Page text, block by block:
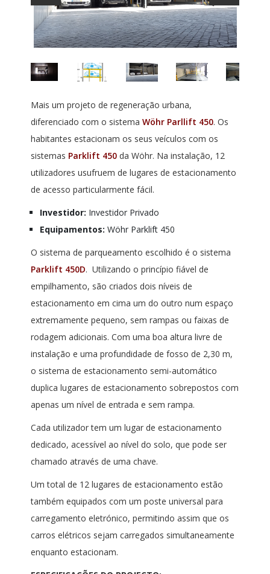
Mais um projeto de regeneração urbana,
diferenciado com o sistema Wöhr Parllift 450. Os
habitantes estacionam os seus veículos com os
sistemas Parklift 450da Wöhr. Na instalação, 12
utilizadores usufruem de lugares de estacionamento
de acesso particularmente fácil.
Investidor: Investidor Privado
Equipamentos: Wöhr Parklift 450
O sistema de parqueamento escolhido é o sistema
Parklift 450D. Utilizando o princípio fiável de
empilhamento, são criados dois níveis de
estacionamento em cima um do outro num espaço
extremamente pequeno, sem rampas ou faixas de
rodagem adicionais. Com uma boa altura livre de
instalação e uma profundidade de fosso de 2,30 m,
o sistema de estacionamento semi-automático
duplica lugares de estacionamento sobrepostos com
apenas um nível de entrada e sem rampa.
Cada utilizador tem um lugar de estacionamento
dedicado, acessível ao nível do solo, que pode ser
chamado através de uma chave.
Um total de 12 lugares de estacionamento estão
também equipados com um poste universal para
carregamento eletrónico, permitindo assim que os
carros elétricos sejam carregados simultaneamente
enquanto estacionam.